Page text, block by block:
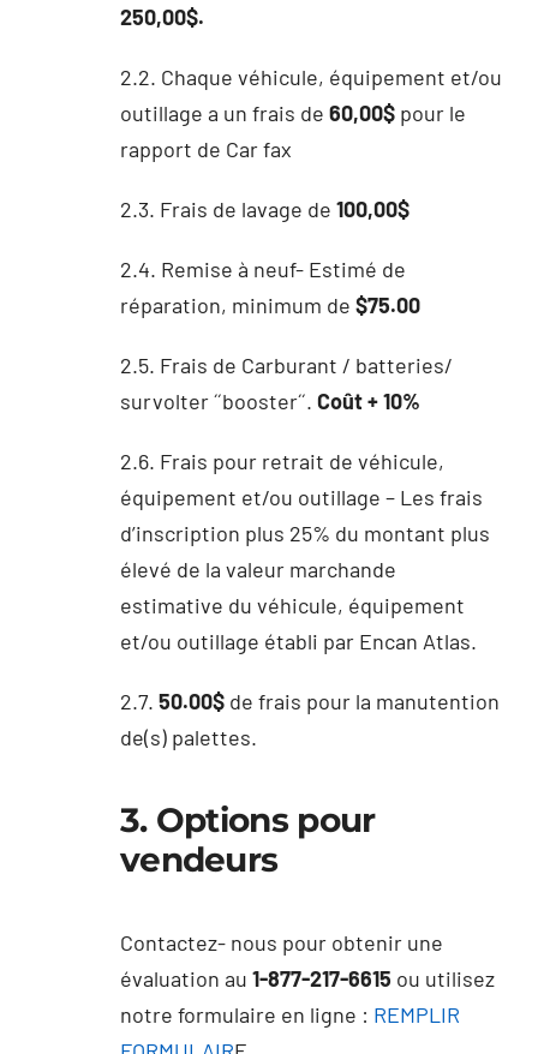
250,00$.
2.2. Chaque véhicule, équipement et/ou
outillage a un frais de 60,00$pour le
rapport de Car fax
2.3. Frais de lavage de 100,00$
2.4. Remise à neuf- Estimé de
réparation, minimum de $75.00
2.5. Frais de Carburant / batteries/
survolter ˝booster˝. Coût + 10%
2.6. Frais pour retrait de véhicule,
équipement et/ou outillage – Les frais
d’inscription plus 25% du montant plus
élevé de la valeur marchande
estimative du véhicule, équipement
et/ou outillage établi par Encan Atlas.
2.7. 50.00$de frais pour la manutention
de(s) palettes.
3. Options pour
vendeurs
Contactez- nous pour obtenir une
évaluation au 1-877-217-6615 ou utilisez
notre formulaire en ligne : REMPLIR